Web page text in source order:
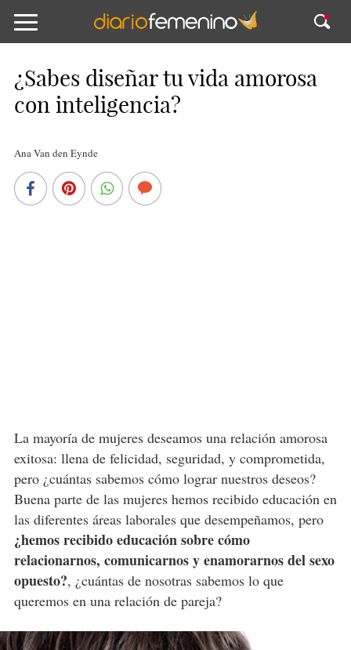
¿Sabes diseñar tu vida amorosa
con inteligencia?
Ana Van den Eynde
La mayoría de mujeres deseamos una relación amorosa
exitosa: llena de felicidad, seguridad, y comprometida,
pero ¿cuántas sabemos cómo lograr nuestros deseos?
Buena parte de las mujeres hemos recibido educación en
las diferentes áreas laborales que desempeñamos, pero
¿hemos recibido educación sobre cómo
relacionarnos, comunicarnos y enamorarnos del sexo
opuesto?, ¿cuántas de nosotras sabemos lo que
queremos en una relación de pareja?